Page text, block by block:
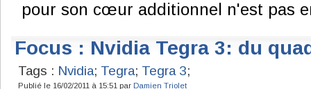
pour son cœur additionnel n'est pas
Focus : Nvidia Tegra 3: du
Tags : Nvidia; Tegra; Tegra 3;
Publié le 16/02/2011 à 15:51 par Damien Triolet